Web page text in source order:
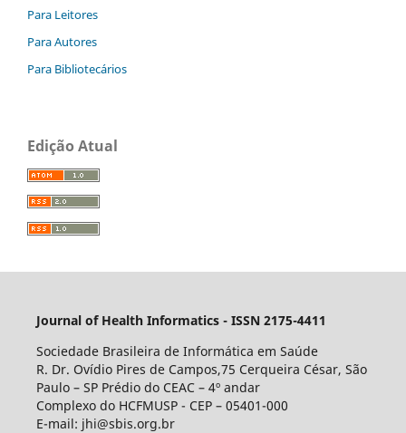
Para Leitores
Para Autores
Para Bibliotecários
Edição Atual
Journal of Health Informatics - ISSN 2175-4411
Sociedade Brasileira de Informática em Saúde
R. Dr. Ovídio Pires de Campos,75 Cerqueira César, São
Paulo – SP Prédio do CEAC – 4º andar
Complexo do HCFMUSP - CEP – 05401-000
E-mail: jhi@sbis.org.br